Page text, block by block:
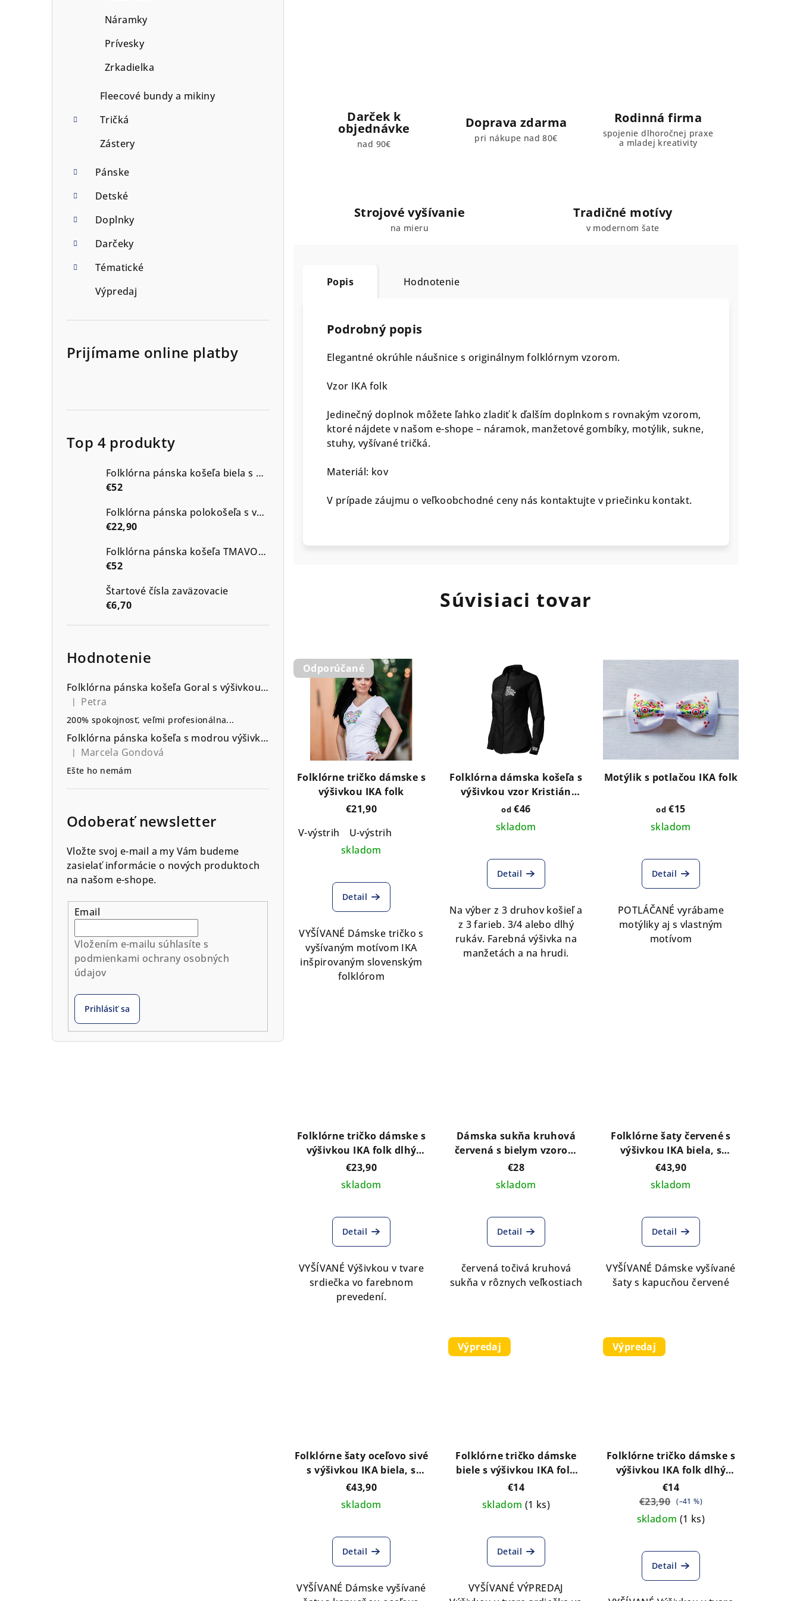
Náramky
Prívesky
Zrkadielka
Fleecové bundy a mikiny
Tričká
Zástery
Pánske
Detské
Doplnky
Darčeky
Tématické
Výpredaj
Prijímame online platby
Top 4 produkty
Folklórna pánska košeľa biela s modrou výšivkou vzor Kristián2
€52
Folklórna pánska polokošeľa s výšivkou vzor Kristián tmavé odtiene
€22,90
Folklórna pánska košeľa TMAVOMODRÁ s výšivkou vzor Kristián2 v modrých odtieňoch
€52
Štartové čísla zaväzovacie
€6,70
Hodnotenie
Folklórna pánska košeľa Goral s výšivkou golier a manžety
Hodnotenie produktu je 5 z 5 hviezdičiek.
| Petra
200% spokojnosť, veľmi profesionálna...
Folklórna pánska košeľa s modrou výšivkou vzor Srdiečko - výber farieb košele
Hodnotenie produktu je 5 z 5 hviezdičiek.
| Marcela Gondová
Ešte ho nemám
Odoberať newsletter
Vložte svoj e-mail a my Vám budeme
zasielať informácie o nových produktoch
na našom e-shope.
Email
Vložením e-mailu súhlasíte s
podmienkami ochrany osobných
údajov
Prihlásiť sa
Darček k
objednávke
nad 90€
Doprava zdarma
pri nákupe nad 80€
Rodinná firma
spojenie dlhoročnej praxe
a mladej kreativity
Strojové vyšívanie
na mieru
Tradičné motívy
v modernom šate
Popis Hodnotenie
Podrobný popis
Elegantné okrúhle náušnice s originálnym folklórnym vzorom.
Vzor IKA folk
Jedinečný doplnok môžete ľahko zladiť k ďalším doplnkom s rovnakým vzorom,
ktoré nájdete v našom e-shope – náramok, manžetové gombíky, motýlik, sukne,
stuhy, vyšívané tričká.
Materiál: kov
V prípade záujmu o veľkoobchodné ceny nás kontaktujte v priečinku kontakt.
Súvisiaci tovar
Odporúčané
Folklórne tričko dámske s
výšivkou IKA folk
€21,90
V-výstrih
U-výstrih
skladom
hodnotenie
produktu
je
5,0
z
5
hviezdičiek.
Detail
VYŠÍVANÉ Dámske tričko s
vyšívaným motívom IKA
inšpirovaným slovenským
folklórom
Folklórna dámska košeľa s
výšivkou vzor Kristián
biely na hrudi a
manžetách
od €46
skladom
Detail
Na výber z 3 druhov košieľ a
z 3 farieb. 3/4 alebo dlhý
rukáv. Farebná výšivka na
manžetách a na hrudi.
Motýlik s potlačou IKA folk
od €15
skladom
Detail
POTLÁČANÉ vyrábame
motýliky aj s vlastným
motívom
Folklórne tričko dámske s
výšivkou IKA folk dlhý
rukáv
€23,90
skladom
Detail
VYŠÍVANÉ Výšivkou v tvare
srdiečka vo farebnom
prevedení.
Dámska sukňa kruhová
červená s bielym vzorom
kvietkov
€28
skladom
Detail
červená točivá kruhová
sukňa v rôznych veľkostiach
Folklórne šaty červené s
výšivkou IKA biela, s
kapucňou
€43,90
skladom
Detail
VYŠÍVANÉ Dámske vyšívané
šaty s kapucňou červené
Folklórne šaty oceľovo sivé
s výšivkou IKA biela, s
kapucňou
€43,90
skladom
Detail
VYŠÍVANÉ Dámske vyšívané
Výpredaj
Folklórne tričko dámske
biele s výšivkou IKA folk
dlhý rukáv VÝPREDAJ
€14
skladom (1 ks)
Detail
VYŠÍVANÉ VÝPREDAJ
Výpredaj
Folklórne tričko dámske s
výšivkou IKA folk dlhý
rukáv VÝPREDAJ
€14
€23,90 (–41 %)
skladom (1 ks)
Detail